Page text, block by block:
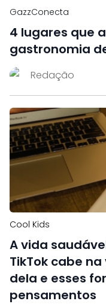
GazzConecta
4 lugares que
gastronomia
Redação
Cool Kids
A vida
TikTok cabe
dela e esses
pensamentos